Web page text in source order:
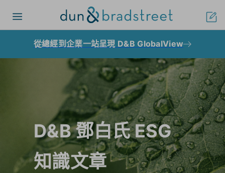
Toggle navigation
從總經到企業一站呈現 D&B GlobalView
D&B 鄧白氏 ESG
知識文章